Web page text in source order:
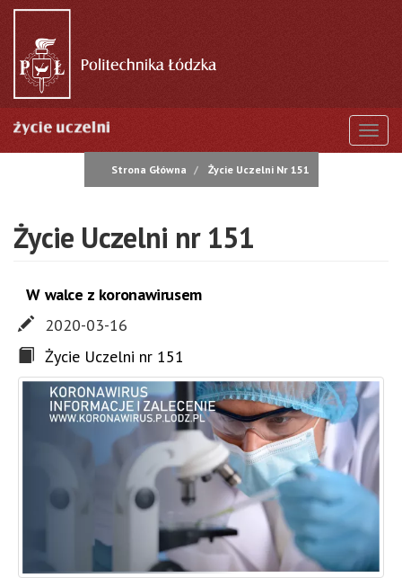
Przejdź
treści
Strona Główna Życie Uczelni Nr 151
Życie Uczelni nr 151
W walce z koronawirusem
2020-03-16
Życie Uczelni nr 151